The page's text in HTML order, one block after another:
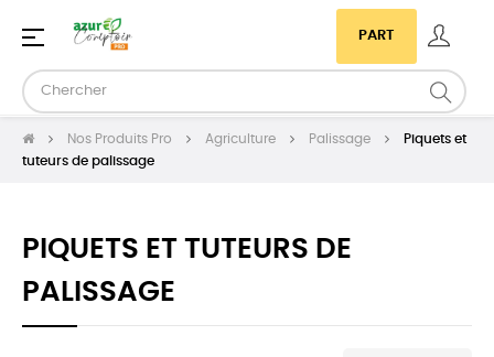
PART
Basculer
navigation
☰
Nos Produits Pro Agriculture Palissage
Piquets et
tuteurs de palissage
PIQUETS ET TUTEURS DE
PALISSAGE